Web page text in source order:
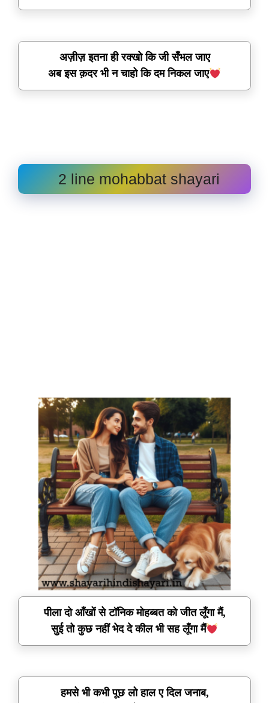
अज़ीज़ इतना ही रक्खो कि जी सँभल जाए
अब इस क़दर भी न चाहो कि दम निकल जाए
2 line mohabbat shayari
पीला दो आँखों से टॉनिक मोहब्बत को जीत लूँगा मैं,
सुई तो कुछ नहीं भेद दे कील भी सह लूँगा मैं
हमसे भी कभी पूछ लो हाल ए दिल जनाब,